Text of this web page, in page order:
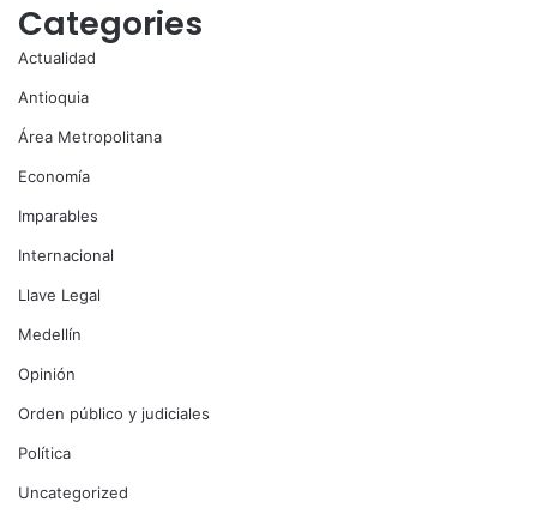
Categories
Actualidad
Antioquia
Área Metropolitana
Economía
Imparables
Internacional
Llave Legal
Medellín
Opinión
Orden público y judiciales
Política
Uncategorized